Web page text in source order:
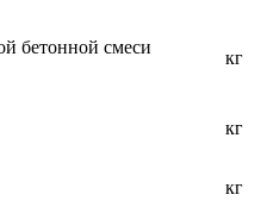
бетонной смеси
кг
кг
кг